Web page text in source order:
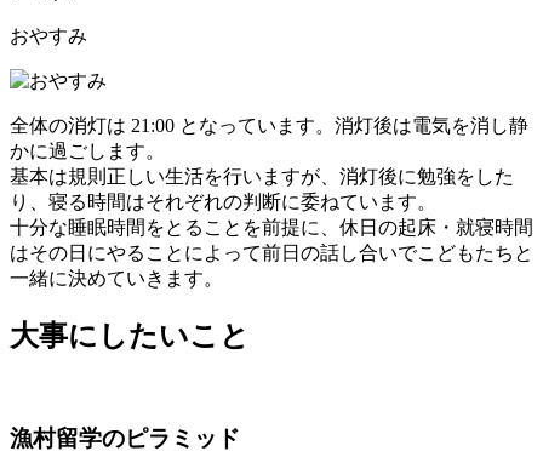
おやすみ
全体の消灯は 21:00 となっています。消灯後は電気を消し静
かに過ごします。
基本は規則正しい生活を行いますが、消灯後に勉強をした
り、寝る時間はそれぞれの判断に委ねています。
十分な睡眠時間をとることを前提に、休日の起床・就寝時間
はその日にやることによって前日の話し合いでこどもたちと
一緒に決めていきます。
大事にしたいこと
漁村留学のピラミッド